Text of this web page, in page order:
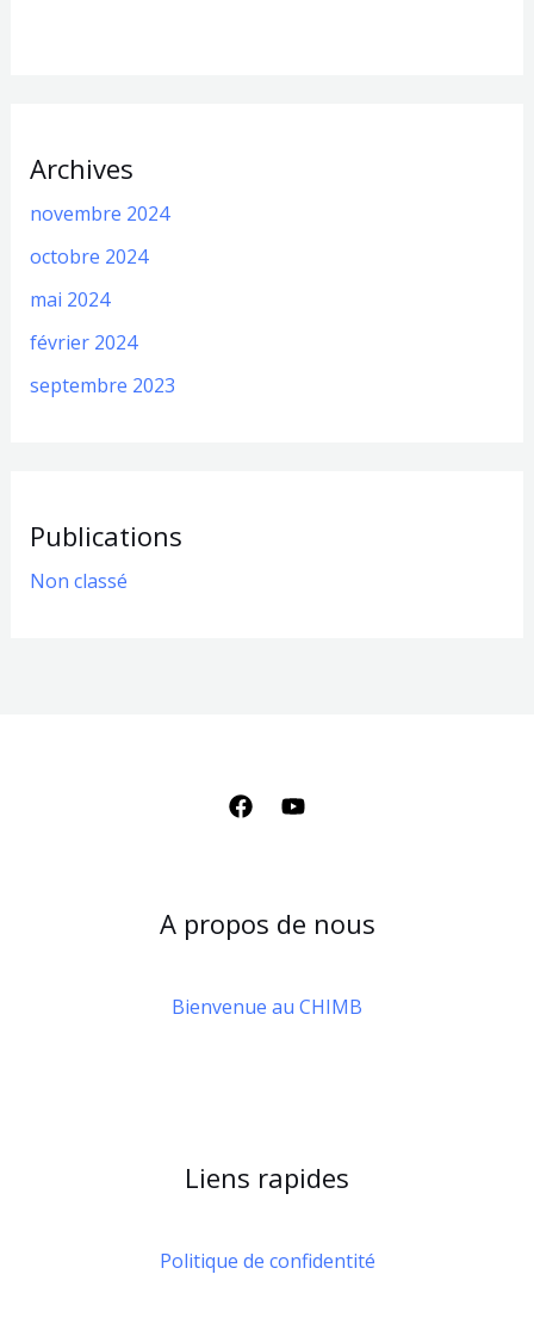
Archives
novembre 2024
octobre 2024
mai 2024
février 2024
septembre 2023
Publications
Non classé
A propos de nous
Bienvenue au CHIMB
Liens rapides
Politique de confidentité